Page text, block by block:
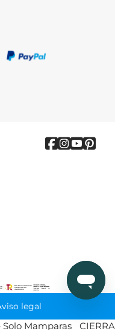
legal
CIERRA